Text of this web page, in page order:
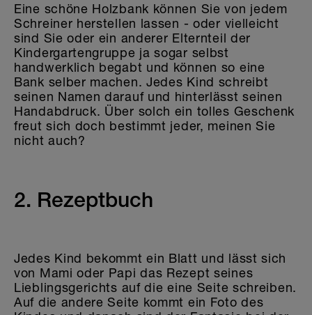
Eine schöne Holzbank können Sie von jedem
Schreiner herstellen lassen - oder vielleicht
sind Sie oder ein anderer Elternteil der
Kindergartengruppe ja sogar selbst
handwerklich begabt und können so eine
Bank selber machen. Jedes Kind schreibt
seinen Namen darauf und hinterlässt seinen
Handabdruck. Über solch ein tolles Geschenk
freut sich doch bestimmt jeder, meinen Sie
nicht auch?
2. Rezeptbuch
Jedes Kind bekommt ein Blatt und lässt sich
von Mami oder Papi das Rezept seines
Lieblingsgerichts auf die eine Seite schreiben.
Auf die andere Seite kommt ein Foto des